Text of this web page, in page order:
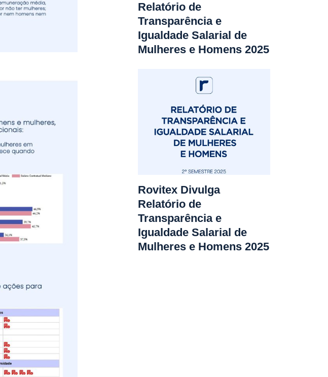
Relatório de
Transparência e
Igualdade Salarial de
Mulheres e Homens 2025
Rovitex Divulga
Relatório de
Transparência e
Igualdade Salarial de
Mulheres e Homens 2025